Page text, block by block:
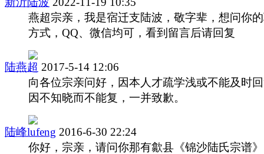
燕超宗亲，我是宿迁支陆波，敬字辈，想问你
方式，QQ、微信均可，看到留言后请回复
陆燕超 2017-5-14 12:06
向各位宗亲问好，因本人才疏学浅或不能及时
因不知晓而不能复，一并致歉。
陆峰lufeng 2016-6-30 22:24
你好，宗亲，请问你那有歙县《锦沙陆氏宗谱